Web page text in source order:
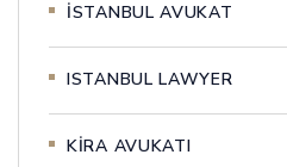
İSTANBUL AVUKAT
ISTANBUL LAWYER
KİRA AVUKATI